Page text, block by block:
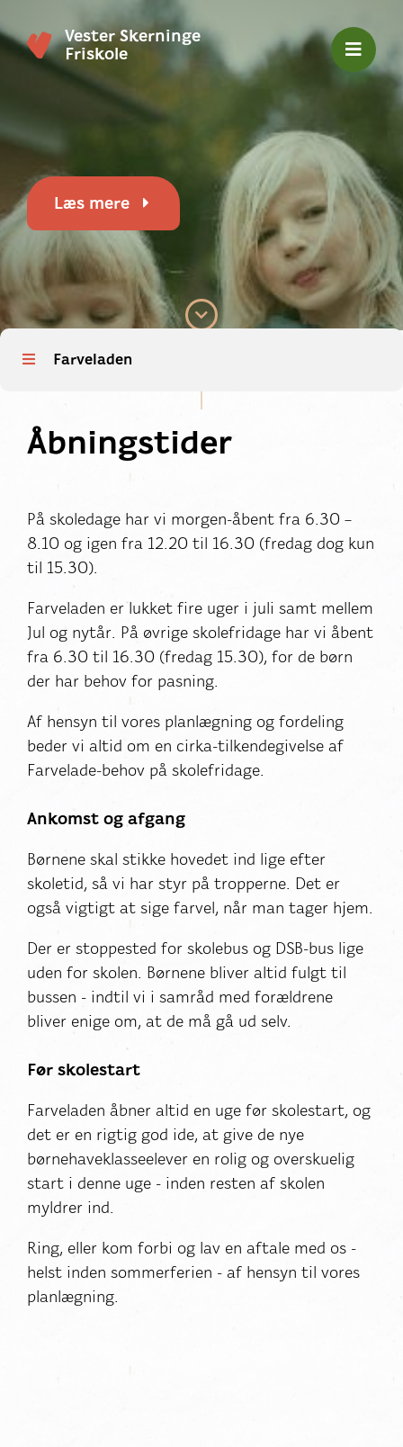
Vester Skerninge
Friskole
Læs mere
Farveladen
Åbningstider
På skoledage har vi morgen-åbent fra 6.30 –
8.10 og igen fra 12.20 til 16.30 (fredag dog kun
til 15.30).
Farveladen er lukket fire uger i juli samt mellem
Jul og nytår. På øvrige skolefridage har vi åbent
fra 6.30 til 16.30 (fredag 15.30), for de børn
der har behov for pasning.
Af hensyn til vores planlægning og fordeling
beder vi altid om en cirka-tilkendegivelse af
Farvelade-behov på skolefridage.
Ankomst og afgang
Børnene skal stikke hovedet ind lige efter
skoletid, så vi har styr på tropperne. Det er
også vigtigt at sige farvel, når man tager hjem.
Der er stoppested for skolebus og DSB-bus lige
uden for skolen. Børnene bliver altid fulgt til
bussen - indtil vi i samråd med forældrene
bliver enige om, at de må gå ud selv.
Før skolestart
Farveladen åbner altid en uge før skolestart, og
det er en rigtig god ide, at give de nye
børnehaveklasseelever en rolig og overskuelig
start i denne uge - inden resten af skolen
myldrer ind.
Ring, eller kom forbi og lav en aftale med os -
helst inden sommerferien - af hensyn til vores
planlægning.